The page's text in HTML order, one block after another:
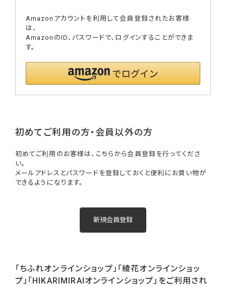
Amazonアカウントを利用して会員登録されたお客様
は、
AmazonのID、パスワードで、ログインすることができま
す。
初めてご利用の方・会員以外の方
初めてご利用のお客様は、こちらから会員登録を行ってくださ
い。
メールアドレスとパスワードを登録しておくと便利にお買い物が
できるようになります。
「ちふれオンラインショップ」「綾花オンラインショッ
プ」「HIKARIMIRAIオンラインショップ」をご利用され